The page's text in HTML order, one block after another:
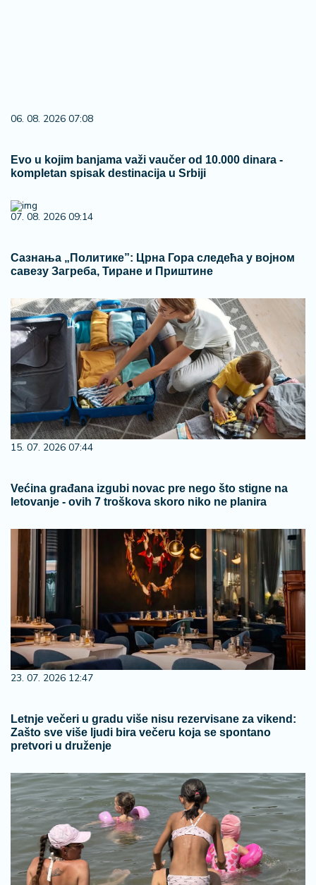
06. 08. 2026 07:08
Evo u kojim banjama važi vaučer od 10.000 dinara -
kompletan spisak destinacija u Srbiji
07. 08. 2026 09:14
Сазнања „Политике”: Црна Гора следећа у војном
савезу Загреба, Тиране и Приштине
15. 07. 2026 07:44
Većina građana izgubi novac pre nego što stigne na
letovanje - ovih 7 troškova skoro niko ne planira
23. 07. 2026 12:47
Letnje večeri u gradu više nisu rezervisane za vikend:
Zašto sve više ljudi bira večeru koja se spontano
pretvori u druženje